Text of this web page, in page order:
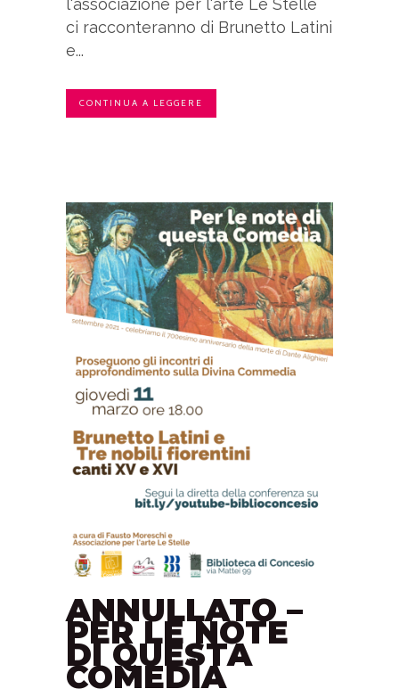
ci racconteranno di Brunetto Latini
e...
CONTINUA A LEGGERE
ANNULLATO –
PER LE NOTE
DI QUESTA
COMEDÌA